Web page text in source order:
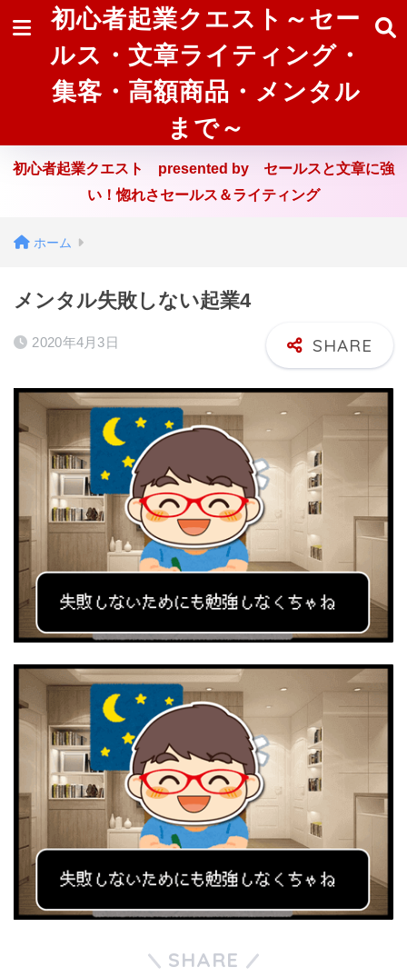
初心者起業クエスト～セー
ルス・文章ライティング・
集客・高額商品・メンタル
まで～
初心者起業クエスト presented by セールスと文章に強
い！惚れさセールス＆ライティング
ホーム
メンタル失敗しない起業4
2020年4月3日
SHARE